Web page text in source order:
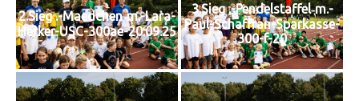
2.Sieg .-Maedchen‑m.-Lara-
Herker-USC-300ae-20.09.25
3.Sieg .-Pendelstaffel‑m.-
Paul-Schaffran-Sparkasse-
300-f-20